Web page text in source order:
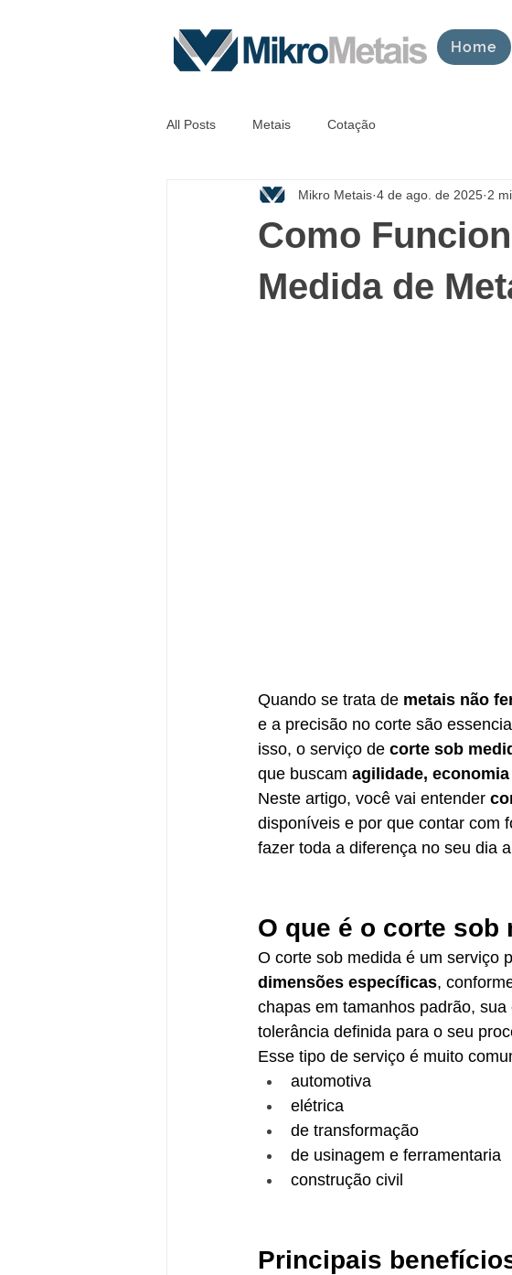
Home
All Posts Metais Cotação
Como
Medida de
Mikro Metais 4 de ago. de 2025 2
Quando se trata de metais não
e a precisão no corte são
isso, o serviço de corte sob
que buscam agilidade,
Neste artigo, você vai entender
disponíveis e por que contar com
fazer toda a diferença no seu dia
O que é o corte sob
O corte sob medida é um serviço
dimensões específicas,
chapas em tamanhos padrão,
tolerância definida para o seu
Esse tipo de serviço é muito
automotiva
elétrica
de transformação
de usinagem e ferramentaria
construção civil
Principais